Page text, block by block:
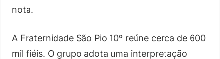
nota.
A Fraternidade São Pio 10º reúne cerca de 600
mil fiéis. O grupo adota uma interpretação